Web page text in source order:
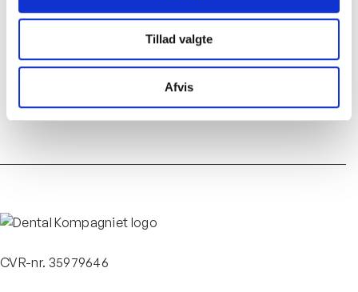
Tillad valgte
Afvis
Værksted
Kursus
CVR-nr. 35979646